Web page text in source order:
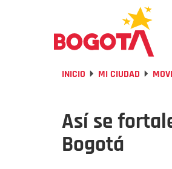
INICIO MI CIUDAD
Así se
Bogotá